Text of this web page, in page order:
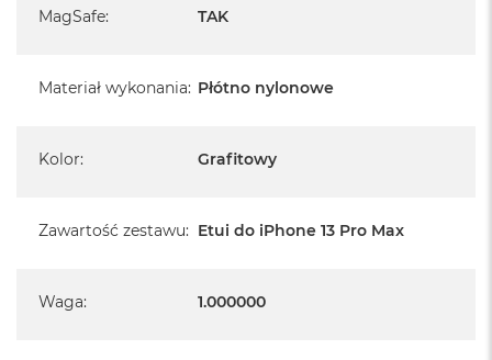
MagSafe: TAK
Materiał wykonania: Płótno nylonowe
Kolor: Grafitowy
Zawartość zestawu: Etui do iPhone 13 Pro Max
Waga: 1.000000